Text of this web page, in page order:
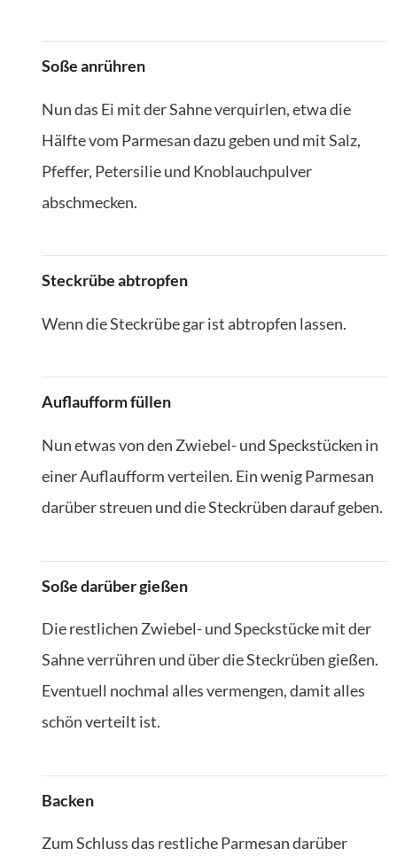
Soße anrühren
Nun das Ei mit der Sahne verquirlen, etwa die
Hälfte vom Parmesan dazu geben und mit Salz,
Pfeffer, Petersilie und Knoblauchpulver
abschmecken.
Steckrübe abtropfen
Wenn die Steckrübe gar ist abtropfen lassen.
Auflaufform füllen
Nun etwas von den Zwiebel- und Speckstücken in
einer Auflaufform verteilen. Ein wenig Parmesan
darüber streuen und die Steckrüben darauf geben.
Soße darüber gießen
Die restlichen Zwiebel- und Speckstücke mit der
Sahne verrühren und über die Steckrüben gießen.
Eventuell nochmal alles vermengen, damit alles
schön verteilt ist.
Backen
Zum Schluss das restliche Parmesan darüber